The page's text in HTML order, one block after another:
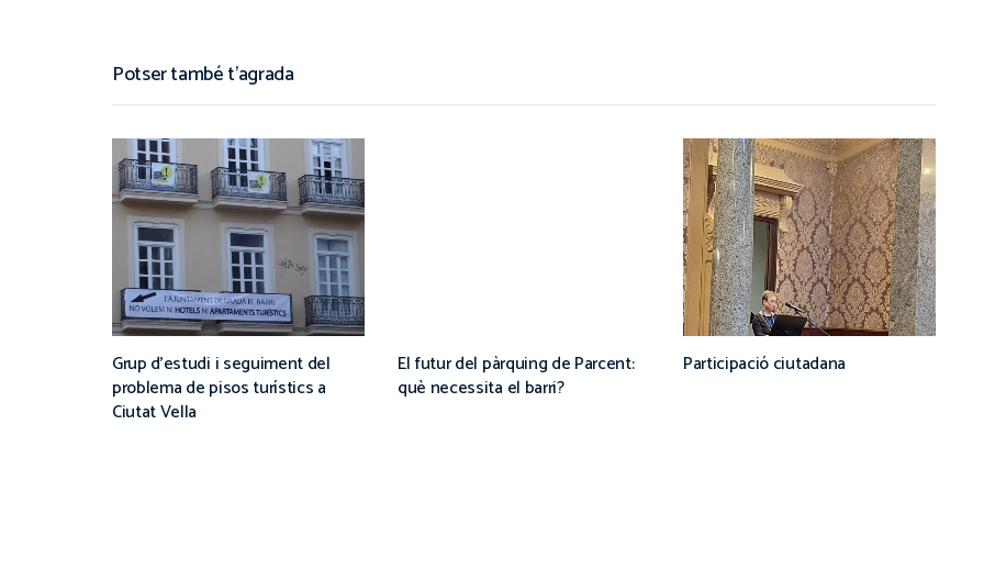
Potser també t'agrada
Grup d’estudi i seguiment del
problema de pisos turístics a
Ciutat Vella
El futur del pàrquing de Parcent:
què necessita el barri?
Participació ciutadana